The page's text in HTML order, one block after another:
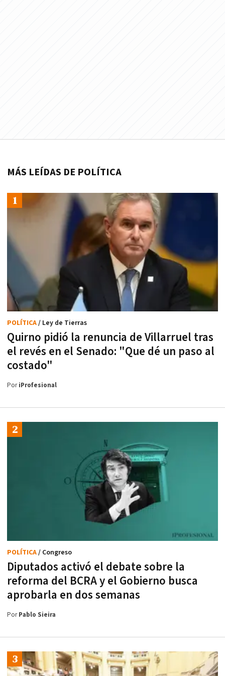
MÁS LEÍDAS DE POLÍTICA
Quirno pidió la renuncia de Villarruel tras
el revés en el Senado: "Que dé un paso al
costado"
POLÍTICA/ Ley de Tierras
PoriProfesional
Diputados activó el debate sobre la
reforma del BCRA y el Gobierno busca
aprobarla en dos semanas
POLÍTICA/ Congreso
PorPablo Sieira